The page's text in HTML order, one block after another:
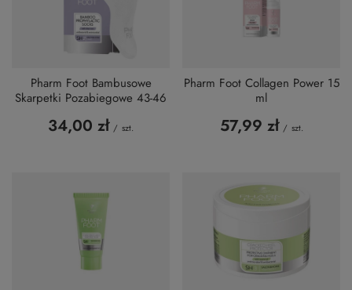
Pharm Foot Bambusowe
Skarpetki Pozabiegowe 43-46
34,00 zł / szt.
Pharm Foot Collagen Power 15
ml
57,99 zł / szt.